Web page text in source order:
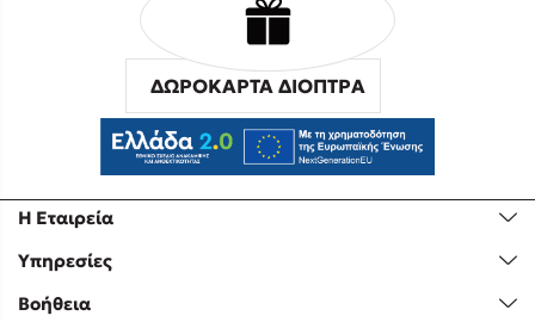
Η Εταιρεία
Υπηρεσίες
Βοήθεια
ΔΩΡΟΚΑΡΤΑ ΔΙΟΠΤΡΑ